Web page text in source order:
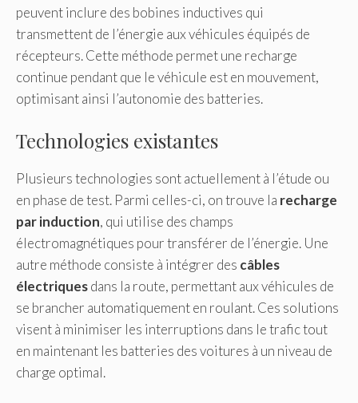
peuvent inclure des bobines inductives qui
transmettent de l’énergie aux véhicules équipés de
récepteurs. Cette méthode permet une recharge
continue pendant que le véhicule est en mouvement,
optimisant ainsi l’autonomie des batteries.
Technologies existantes
Plusieurs technologies sont actuellement à l’étude ou
en phase de test. Parmi celles-ci, on trouve la recharge
par induction, qui utilise des champs
électromagnétiques pour transférer de l’énergie. Une
autre méthode consiste à intégrer des câbles
électriquesdans la route, permettant aux véhicules de
se brancher automatiquement en roulant. Ces solutions
visent à minimiser les interruptions dans le trafic tout
en maintenant les batteries des voitures à un niveau de
charge optimal.